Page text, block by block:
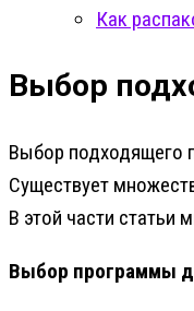
Как
Выбор
Выбор подходящего
Существует
В этой части статьи
Выбор программы